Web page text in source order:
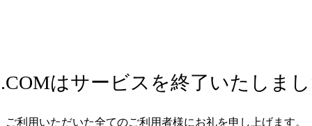
はサービスを終了いたしま
ご利用いただいた全てのご利用者様にお礼を申し上げます。